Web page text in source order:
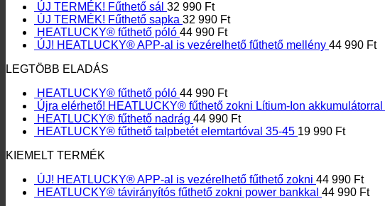
ÚJ TERMÉK! Fűthető sál 32 990 Ft
ÚJ TERMÉK! Fűthető sapka 32 990 Ft
HEATLUCKY® fűthető póló 44 990 Ft
ÚJ! HEATLUCKY® APP-al is vezérelhető fűthető mellény 44 990 Ft
LEGTÖBB ELADÁS
HEATLUCKY® fűthető póló 44 990 Ft
Újra elérhető! HEATLUCKY® fűthető zokni Lítium-Ion akkumulátorral
HEATLUCKY® fűthető nadrág 44 990 Ft
HEATLUCKY® fűthető talpbetét elemtartóval 35-45 19 990 Ft
KIEMELT TERMÉK
ÚJ! HEATLUCKY® APP-al is vezérelhető fűthető zokni 44 990 Ft
HEATLUCKY® távirányítós fűthető zokni power bankkal 44 990 Ft